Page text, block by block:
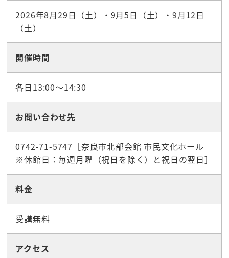
2026年8月29日（土）・9月5日（土）・9月12日
（土）
開催時間
各日13:00～14:30
お問い合わせ先
0742-71-5747［奈良市北部会館 市民文化ホール
※休館日：毎週月曜（祝日を除く）と祝日の翌日］
料金
受講無料
アクセス